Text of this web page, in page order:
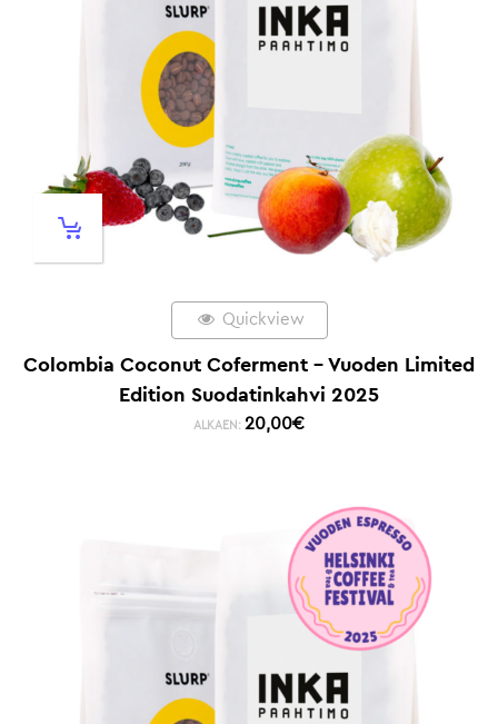
Quickview
Colombia Coconut Coferment – Vuoden Limited
Edition Suodatinkahvi 2025
ALKAEN: 20,00€